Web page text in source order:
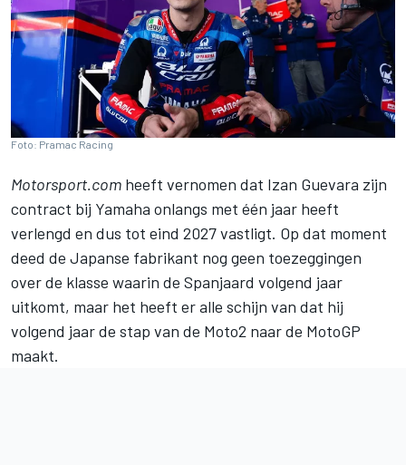
Foto: Pramac Racing
Motorsport.com heeft vernomen dat Izan Guevara zijn
contract bij Yamaha onlangs met één jaar heeft
verlengd en dus tot eind 2027 vastligt. Op dat moment
deed de Japanse fabrikant nog geen toezeggingen
over de klasse waarin de Spanjaard volgend jaar
uitkomt, maar het heeft er alle schijn van dat hij
volgend jaar de stap van de Moto2 naar de MotoGP
maakt.